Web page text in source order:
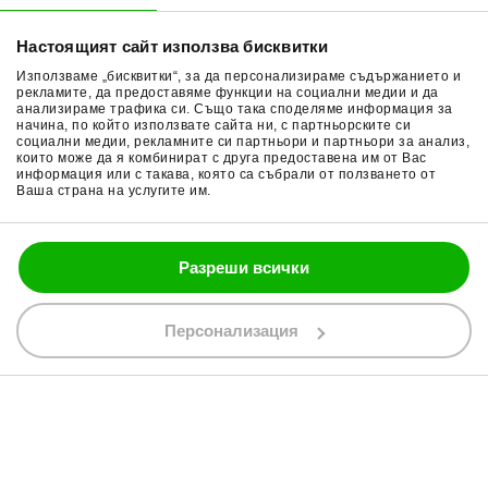
Настоящият сайт използва бисквитки
Използваме „бисквитки“, за да персонализираме съдържанието и
рекламите, да предоставяме функции на социални медии и да
анализираме трафика си. Също така споделяме информация за
начина, по който използвате сайта ни, с партньорските си
социални медии, рекламните си партньори и партньори за анализ,
които може да я комбинират с друга предоставена им от Вас
информация или с такава, която са събрали от ползването от
Ваша страна на услугите им.
Разреши всички
Персонализация
Начини плащане
Връщане на стока
Общи условия
Поверителност
Политика за бисквитки
Гуми за мотор
Очила за мотор
Раници за мотор
Ръкавици за мотор
Части за мотор
088 200 7002
shop@bobimx.com